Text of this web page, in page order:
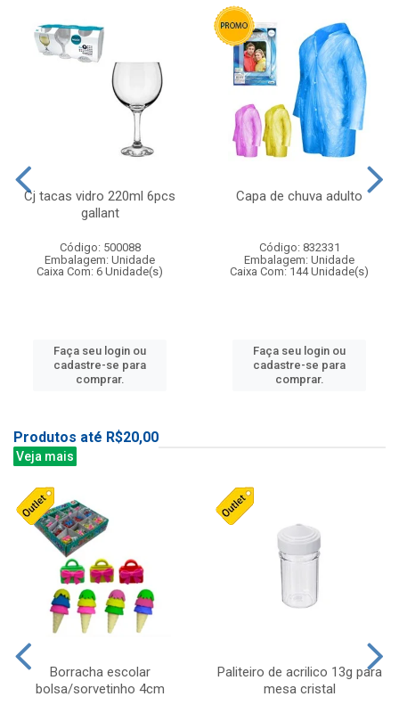
Cj tacas vidro 220ml 6pcs
gallant
Código: 500088
Embalagem: Unidade
Caixa Com: 6 Unidade(s)
Faça seu login ou
cadastre-se para
comprar.
Capa de chuva adulto
Código: 832331
Embalagem: Unidade
Caixa Com: 144 Unidade(s)
Faça seu login ou
cadastre-se para
comprar.
Produtos até R$20,00
Veja mais
Borracha escolar
bolsa/sorvetinho 4cm
Paliteiro de acrilico 13g para
mesa cristal